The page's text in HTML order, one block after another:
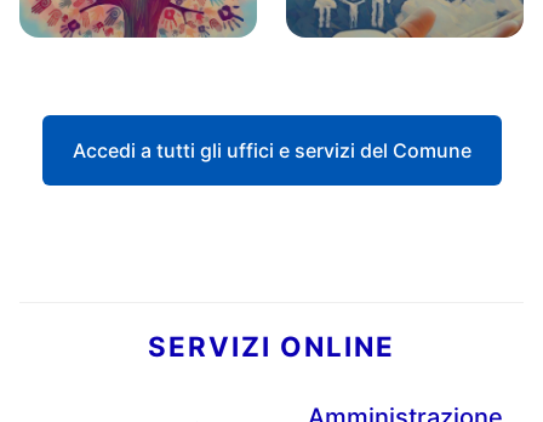
Accedi a tutti gli uffici e servizi del Comune
SERVIZI ONLINE